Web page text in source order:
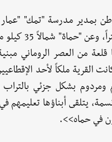
بمدير مدرسة "تمك" "عمار
على بعد
من العصر الروماني
القرية ملكاً لأحد
إلى 1700 نسمة، يتلقى
في حماه>>.